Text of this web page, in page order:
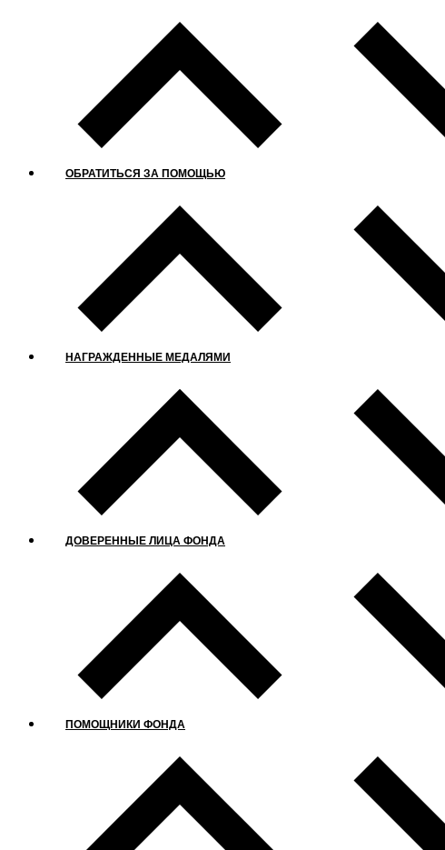
ОБРАТИТЬСЯ ЗА ПОМОЩЬЮ
НАГРАЖДЕННЫЕ МЕДАЛЯМИ
ДОВЕРЕННЫЕ ЛИЦА ФОНДА
ПОМОЩНИКИ ФОНДА